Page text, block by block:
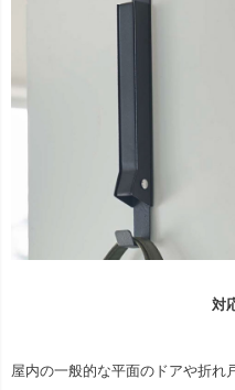
対
屋内の一般的な平面のドアや折れ